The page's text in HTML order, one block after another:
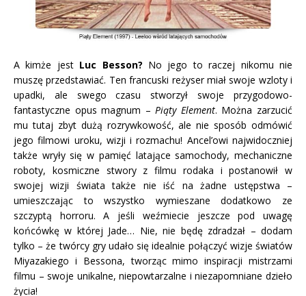
A kimże jest Luc Besson? No jego to raczej nikomu nie
muszę przedstawiać. Ten francuski reżyser miał swoje wzloty i
upadki, ale swego czasu stworzył swoje przygodowo-
fantastyczne opus magnum –Piąty Element. Można zarzucić
mu tutaj zbyt dużą rozrywkowość, ale nie sposób odmówić
jego filmowi uroku, wizji i rozmachu! Ancel’owi najwidoczniej
także wryły się w pamięć latające samochody, mechaniczne
roboty, kosmiczne stwory z filmu rodaka i postanowił w
swojej wizji świata także nie iść na żadne ustępstwa –
umieszczając to wszystko wymieszane dodatkowo ze
szczyptą horroru. A jeśli weźmiecie jeszcze pod uwagę
końcówkę w której Jade… Nie, nie będę zdradzał – dodam
tylko – że twórcy gry udało się idealnie połączyć wizje światów
Miyazakiego i Bessona, tworząc mimo inspiracji mistrzami
filmu – swoje unikalne, niepowtarzalne i niezapomniane dzieło
życia!